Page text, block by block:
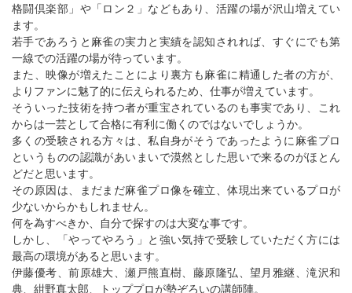
格闘倶楽部」や「ロン２」などもあり、活躍の場が沢山増えてい
ます。
若手であろうと麻雀の実力と実績を認知されれば、すぐにでも第
一線での活躍の場が待っています。
また、映像が増えたことにより裏方も麻雀に精通した者の方が、
よりファンに魅了的に伝えられるため、仕事が増えています。
そういった技術を持つ者が重宝されているのも事実であり、これ
からは一芸として合格に有利に働くのではないでしょうか。
多くの受験される方々は、私自身がそうであったように麻雀プロ
というものの認識があいまいで漠然とした思いで来るのがほとん
どだと思います。
その原因は、まだまだ麻雀プロ像を確立、体現出来ているプロが
少ないからかもしれません。
何を為すべきか、自分で探すのは大変な事です。
しかし、「やってやろう」と強い気持で受験していただく方には
最高の環境があると思います。
伊藤優考、前原雄大、瀬戸熊直樹、藤原隆弘、望月雅継、滝沢和
典、紺野真太郎、トッププロが勢ぞろいの講師陣。